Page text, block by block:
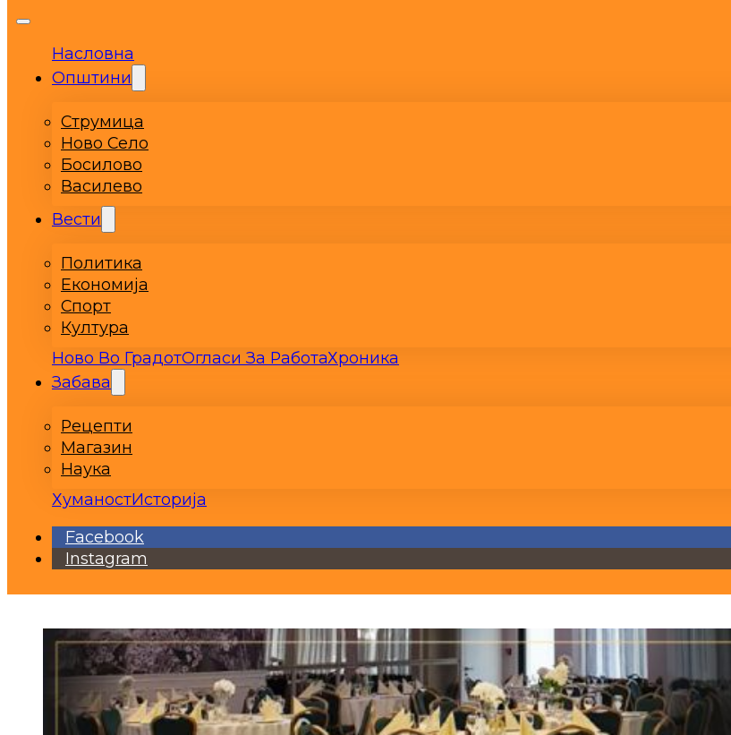
Насловна
Општини
Струмица
Ново Село
Босилово
Василево
Вести
Политика
Економија
Спорт
Култура
Ново Во ГрадотОгласи За РаботаХроника
Забава
Рецепти
Магазин
Наука
ХуманостИсторија
Facebook
Instagram